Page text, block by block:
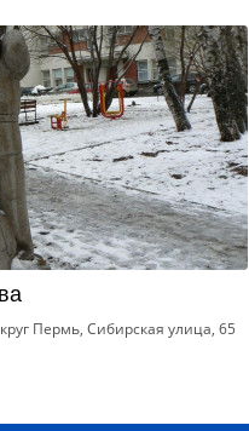
Пермь, Сибирская улица, 65